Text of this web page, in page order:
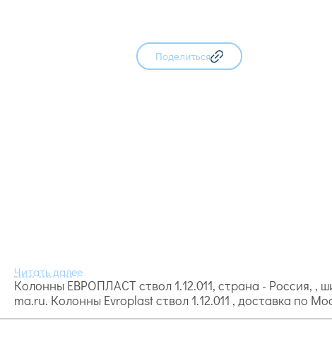
Поделиться
Колонны ЕВРОПЛАСТ ствол 1.12.011, страна - Россия, ,
ma.ru. Колонны Evroplast ствол 1.12.011 , доставка по